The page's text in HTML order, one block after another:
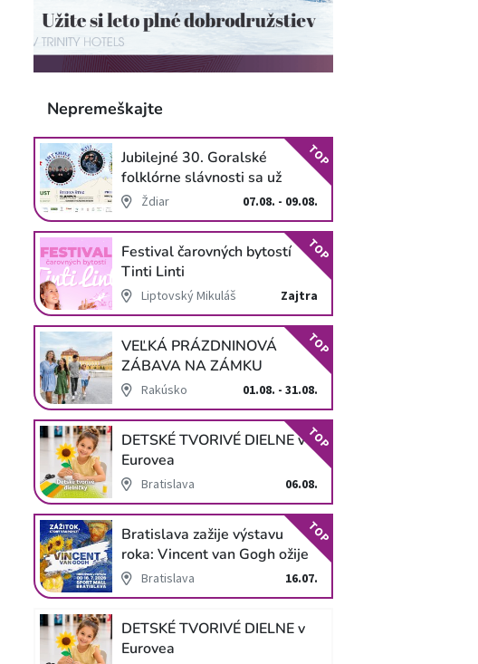
Nepremeškajte
Jubilejné 30. Goralské
folklórne slávnosti sa už
blížiaŽdiar 07.08. - 09.08.
TOP
Festival čarovných bytostí
Tinti Linti
Liptovský Mikuláš Zajtra
TOP
VEĽKÁ PRÁZDNINOVÁ
ZÁBAVA NA ZÁMKU
SCHLOSS HOF
Rakúsko 01.08. - 31.08.
TOP
DETSKÉ TVORIVÉ DIELNE v
Eurovea
Bratislava 06.08.
TOP
Bratislava zažije výstavu
roka: Vincent van Gogh ožije
v unikátnej imerzívnej šou!
Bratislava 16.07.
TOP
DETSKÉ TVORIVÉ DIELNE v
Eurovea